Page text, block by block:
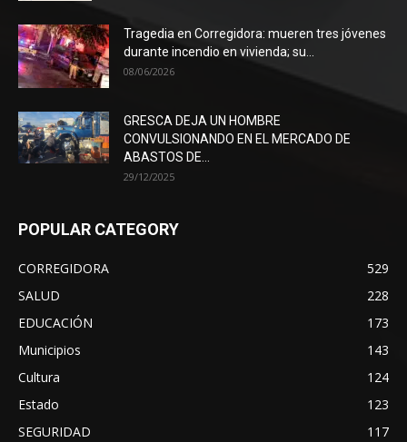
Tragedia en Corregidora: mueren tres jóvenes
durante incendio en vivienda; su...
08/06/2026
GRESCA DEJA UN HOMBRE
CONVULSIONANDO EN EL MERCADO DE
ABASTOS DE...
29/12/2025
POPULAR CATEGORY
CORREGIDORA
529
SALUD
228
EDUCACIÓN
173
Municipios
143
Cultura
124
Estado
123
SEGURIDAD
117